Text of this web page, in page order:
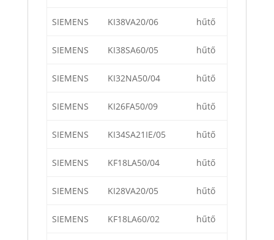
SIEMENS KI38VA20/06 hűtő
SIEMENS KI38SA60/05 hűtő
SIEMENS KI32NA50/04 hűtő
SIEMENS KI26FA50/09 hűtő
SIEMENS KI34SA21IE/05 hűtő
SIEMENS KF18LA50/04 hűtő
SIEMENS KI28VA20/05 hűtő
SIEMENS KF18LA60/02 hűtő